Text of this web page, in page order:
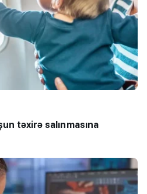
təxirə salınmasına